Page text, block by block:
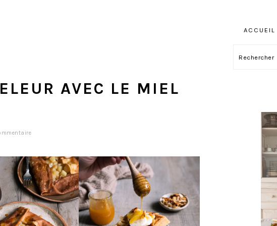
ACCUEIL
Rechercher
AVEC LE MIEL